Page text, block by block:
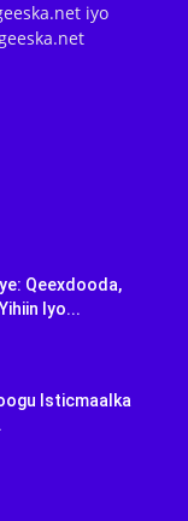
iyo
Qeexdooda,
Iyo...
Isticmaalka